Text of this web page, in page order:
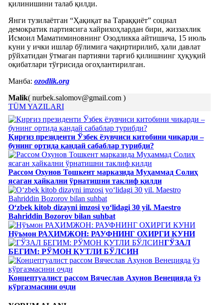
қилинишини талаб қилди.
Янги тузилаётган “Ҳақиқат ва Тараққиёт” социал
демократик партиясига хайрихоҳлардан бири, жиззахлик
Исмоил Маматиминовнинг Озодликка айтишича, 15 июль
куни у ички ишлар бўлимига чақиртирилиб, ҳали давлат
рўйхатидан ўтмаган партияни тарғиб қилишнинг ҳуқуқий
оқибатлари тўғрисида огоҳлантирилган.
Манба: ozodlik.org
Malik( nurbek.salomov@gmail.com )
TÜM YAZILARI
Қирғиз президенти Ўзбек ёзувчиси китобини чиқарди –
бунинг ортида қандай сабаблар турибди?
Рассом Охунов Тошкент марказида Муҳаммад Солиҳ
яcаган ҳайкални ўрнатишни таклиф қилди
Oʻzbek kitob dizayni imzosi yoʻlidagi 30 yil. Maestro
Bahriddin Bozorov bilan suhbat
Нўъмон РАҲИМЖОН: РАУФНИНГ ОХИРГИ КУНИ
ГЎЗАЛ
БЕГИМ: РЎМОН ҚУТЛИ БЎЛСИН
Концептуалист рассом Вячеслав Ахунов Венецияда ўз
кўргазмасини очди